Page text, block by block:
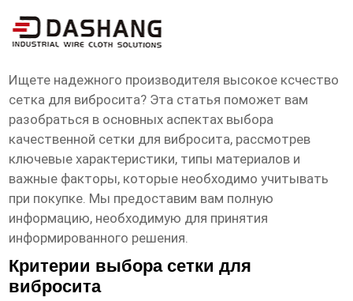
высокое ксчество сетка для вибросита
Производители
Ищете надежного производителя высокое ксчество
сетка для вибросита? Эта статья поможет вам
разобраться в основных аспектах выбора
качественной сетки для вибросита, рассмотрев
ключевые характеристики, типы материалов и
важные факторы, которые необходимо учитывать
при покупке. Мы предоставим вам полную
информацию, необходимую для принятия
информированного решения.
Критерии выбора сетки для
вибросита